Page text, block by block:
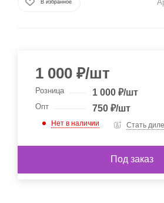
В избранное
1 000 ₽/шт
Розница 1 000 ₽/шт
Опт 750 ₽/шт
Нет в наличии Стать
Под заказ